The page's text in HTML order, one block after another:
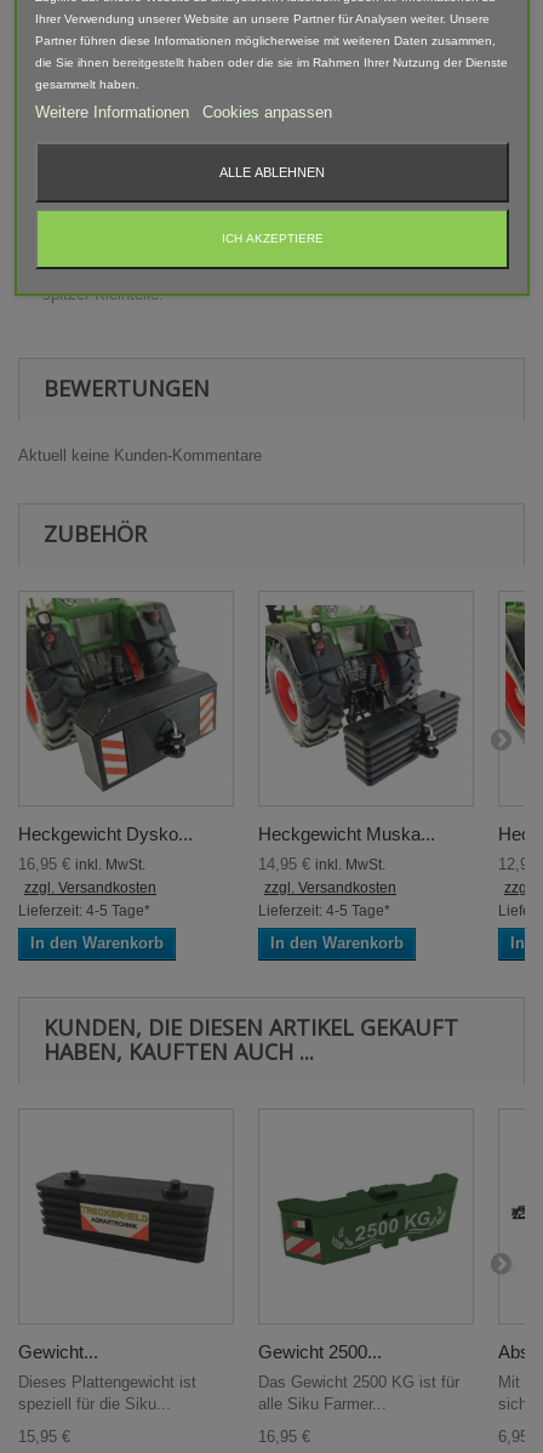
Lieferumfang: Gewicht, Metalleinsatz je nach Ausführung
Abgebildete Fahrzeuge und Zubehör sind nicht im Lieferumfang
enthalten.
Der Artikel ist im 3D-Druck-Verfahren gefertigt und von Hand
nach bearbeitet. Daher können Form, Farbe und Ausführung
abweichen.
Warnhinweis
geeignet! Erstickungsgefahr Aufgrund verschluckbarer und
spitzer Kleinteile.
BEWERTUNGEN
Aktuell keine Kunden-Kommentare
ZUBEHÖR
Heckgewicht Dysko...
16,95 € inkl. MwSt.
zzgl. Versandkosten
Lieferzeit: 4-5 Tage*
In den Warenkorb
Heckgewicht Muska...
14,95 € inkl. MwSt.
zzgl. Versandkosten
Lieferzeit: 4-5 Tage*
In den Warenkorb
zzgl.
In
KUNDEN, DIE DIESEN ARTIKEL GEKAUFT
HABEN, KAUFTEN AUCH ...
Gewicht...
Dieses Plattengewicht ist
speziell für die Siku...
15,95 €
Gewicht 2500...
Das Gewicht 2500 KG ist für
alle Siku Farmer...
16,95 €
Mit
sich
6,95 €
Ihrer Verwendung unserer Website an unsere Partner für Analysen weiter. Unsere
Partner führen diese Informationen möglicherweise mit weiteren Daten zusammen,
die Sie ihnen bereitgestellt haben oder die sie im Rahmen Ihrer Nutzung der Dienste
gesammelt haben.
Weitere Informationen Cookies anpassen
ALLE ABLEHNEN
ICH AKZEPTIERE